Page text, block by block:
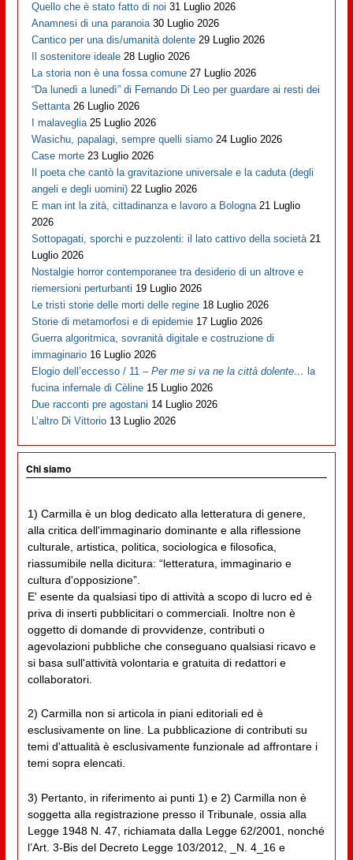
Quello che è stato fatto di noi 31 Luglio 2026
Anamnesi di una paranoia 30 Luglio 2026
Cantico per una dis/umanità dolente 29 Luglio 2026
Il sostenitore ideale 28 Luglio 2026
La storia non è una fossa comune 27 Luglio 2026
“Da lunedì a lunedì” di Fernando Di Leo per guardare ai resti dei
Settanta 26 Luglio 2026
I malaveglia 25 Luglio 2026
Wasichu, papalagi, sempre quelli siamo 24 Luglio 2026
Case morte 23 Luglio 2026
Il poeta che cantò la gravitazione universale e la caduta (degli
angeli e degli uomini) 22 Luglio 2026
E man int la zità, cittadinanza e lavoro a Bologna 21 Luglio
2026
Sottopagati, sporchi e puzzolenti: il lato cattivo della società 21
Luglio 2026
Nostalgie horror contemporanee tra desiderio di un altrove e
riemersioni perturbanti 19 Luglio 2026
Le tristi storie delle morti delle regine 18 Luglio 2026
Storie di metamorfosi e di epidemie 17 Luglio 2026
Guerra algoritmica, sovranità digitale e costruzione di
immaginario 16 Luglio 2026
Elogio dell’eccesso / 11 –Per me si va ne la città dolente… la
fucina infernale di Cèline 15 Luglio 2026
Due racconti pre agostani 14 Luglio 2026
L’altro Di Vittorio 13 Luglio 2026
Chi siamo
1) Carmilla è un blog dedicato alla letteratura di genere,
alla critica dell'immaginario dominante e alla riflessione
culturale, artistica, politica, sociologica e filosofica,
riassumibile nella dicitura: “letteratura, immaginario e
cultura d'opposizione”.
E' esente da qualsiasi tipo di attività a scopo di lucro ed è
priva di inserti pubblicitari o commerciali. Inoltre non è
oggetto di domande di provvidenze, contributi o
agevolazioni pubbliche che conseguano qualsiasi ricavo e
si basa sull'attività volontaria e gratuita di redattori e
collaboratori.
2) Carmilla non si articola in piani editoriali ed è
esclusivamente on line. La pubblicazione di contributi su
temi d'attualità è esclusivamente funzionale ad affrontare i
temi sopra elencati.
3) Pertanto, in riferimento ai punti 1) e 2) Carmilla non è
soggetta alla registrazione presso il Tribunale, ossia alla
Legge 1948 N. 47, richiamata dalla Legge 62/2001, nonché
l’Art. 3-Bis del Decreto Legge 103/2012, _N. 4_16 e